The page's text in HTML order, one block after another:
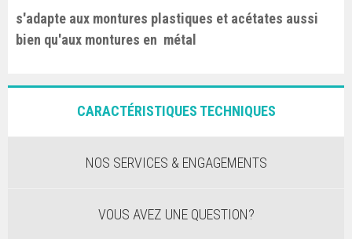
s'adapte aux montures plastiques et acétates aussi
bien qu'aux montures en métal
CARACTÉRISTIQUES TECHNIQUES
NOS SERVICES & ENGAGEMENTS
VOUS AVEZ UNE QUESTION?